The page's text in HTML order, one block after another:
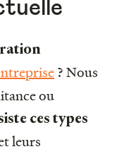
? Nous
ou
ces types
leurs